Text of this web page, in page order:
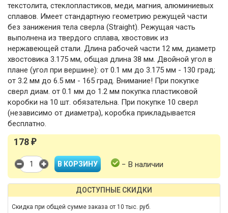
текстолита, стеклопластиков, меди, магния, алюминиевых
сплавов. Имеет стандартную геометрию режущей части
без занижения тела сверла (Straight). Режущая часть
выполнена из твердого сплава, хвостовик из
нержавеющей стали. Длина рабочей части 12 мм, диаметр
хвостовика 3.175 мм, общая длина 38 мм. Двойной угол в
плане (угол при вершине): от 0.1 мм до 3.175 мм - 130 град;
от 3.2 мм до 6.5 мм - 165 град. Внимание! При покупке
сверл диам. от 0.1 мм до 1.2 мм покупка пластиковой
коробки на 10 шт. обязательна. При покупке 10 сверл
(независимо от диаметра), коробка прикладывается
бесплатно.
178 ₽
− В наличии
ДОСТУПНЫЕ СКИДКИ
Скидка при общей сумме заказа от 10 тыс. руб.